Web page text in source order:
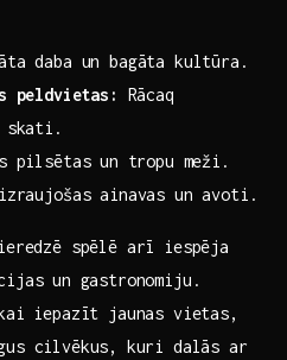
daba ‌un ‌bagāta​ kultūra.
peldvietas:
⁤Rācaq
‌skati.
pilsētas ⁢un tropu meži.
ainavas un avoti.
spēlē arī iespēja
un‍ gastronomiju.
iepazīt jaunas vietas,
cilvēkus, ⁤kuri dalās ar